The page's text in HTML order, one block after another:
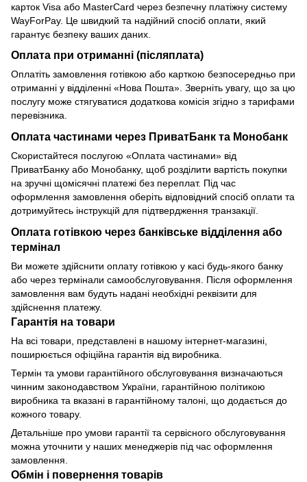
карток Visa або MasterCard через безпечну платіжну систему
WayForPay. Це швидкий та надійний спосіб оплати, який
гарантує безпеку ваших даних.
Оплата при отриманні (післяплата)
Оплатіть замовлення готівкою або карткою безпосередньо при
отриманні у відділенні «Нова Пошта». Зверніть увагу, що за цю
послугу може стягуватися додаткова комісія згідно з тарифами
перевізника.
Оплата частинами через ПриватБанк та Монобанк
Скористайтеся послугою «Оплата частинами» від
ПриватБанку або Монобанку, щоб розділити вартість покупки
на зручні щомісячні платежі без переплат. Під час
оформлення замовлення оберіть відповідний спосіб оплати та
дотримуйтесь інструкцій для підтвердження транзакції.
Оплата готівкою через банківське відділення або
термінал
Ви можете здійснити оплату готівкою у касі будь-якого банку
або через термінали самообслуговування. Після оформлення
замовлення вам будуть надані необхідні реквізити для
здійснення платежу.
Гарантія на товари
На всі товари, представлені в нашому інтернет-магазині,
поширюється офіційна гарантія від виробника.
Термін та умови гарантійного обслуговування визначаються
чинним законодавством України, гарантійною політикою
виробника та вказані в гарантійному талоні, що додається до
кожного товару.
Детальніше про умови гарантії та сервісного обслуговування
можна уточнити у наших менеджерів під час оформлення
замовлення.
Обмін і повернення товарів